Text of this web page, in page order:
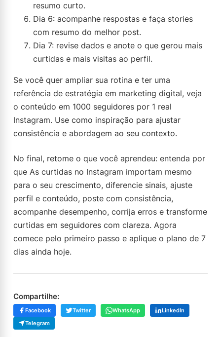
resumo curto.
Dia 6: acompanhe respostas e faça stories
com resumo do melhor post.
Dia 7: revise dados e anote o que gerou mais
curtidas e mais visitas ao perfil.
Se você quer ampliar sua rotina e ter uma
referência de estratégia em marketing digital, veja
o conteúdo em 1000 seguidores por 1 real
Instagram. Use como inspiração para ajustar
consistência e abordagem ao seu contexto.
No final, retome o que você aprendeu: entenda por
que As curtidas no Instagram importam mesmo
para o seu crescimento, diferencie sinais, ajuste
perfil e conteúdo, poste com consistência,
acompanhe desempenho, corrija erros e transforme
curtidas em seguidores com clareza. Agora
comece pelo primeiro passo e aplique o plano de 7
dias ainda hoje.
Compartilhe:
Facebook Twitter WhatsApp
LinkedIn
Telegram